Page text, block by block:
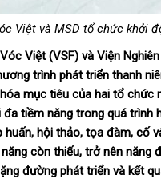
Việt và MSD tổ chức khởi
Việt (VSF) và Viện
trình phát triển thanh
mục tiêu của hai tổ
tiềm năng trong quá
hội thảo, tọa đàm, cố
còn thiếu, trở nên
đường phát triển và kết